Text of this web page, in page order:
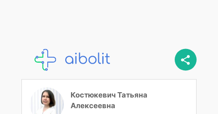
Костюкевич Татьяна
Алексеевна